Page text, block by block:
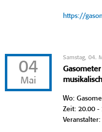
https://
04
Mai
Samstag, 04.
Wo:
Zeit: 20.00 -